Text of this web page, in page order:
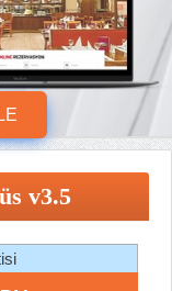
v3.5